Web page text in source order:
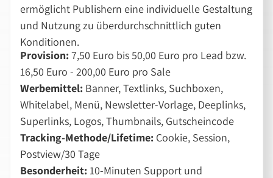
ermöglicht Publishern eine individuelle Gestaltung
und Nutzung zu überdurchschnittlich guten
Konditionen.
Provision: 7,50 Euro bis 50,00 Euro pro Lead bzw.
16,50 Euro - 200,00 Euro pro Sale
Werbemittel: Banner, Textlinks, Suchboxen,
Whitelabel, Menü, Newsletter-Vorlage, Deeplinks,
Superlinks, Logos, Thumbnails, Gutscheincode
Tracking-Methode/Lifetime: Cookie, Session,
Postview/30 Tage
Besonderheit: 10-Minuten Support und